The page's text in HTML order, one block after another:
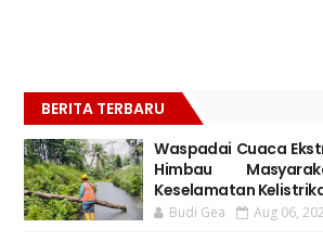
BERITA TERBARU
Waspadai Cuaca
Himbau
Keselamatan
Budi Gea Aug 06,